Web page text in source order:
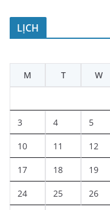
LỊCH
M
T W
3 4 5
10 11 12
17 18 19
24 25 26